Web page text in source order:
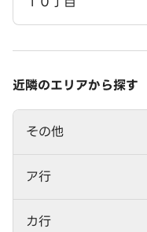
近隣のエリアから探す
その他
ア行
カ行